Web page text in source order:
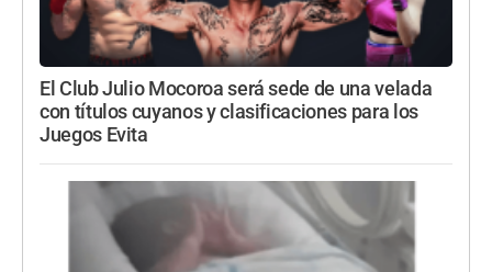
El Club Julio Mocoroa será sede de una velada
con títulos cuyanos y clasificaciones para los
Juegos Evita